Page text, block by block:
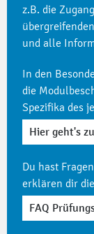
z.B. die
und alle
In den
die
Spezifika des
Hier geht's
Du hast
erklären dir
FAQ